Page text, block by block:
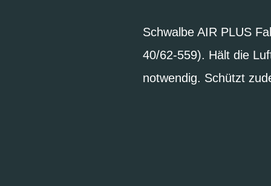
Schwalbe AIR PLUS
40/62-559). Hält die
notwendig. Schützt